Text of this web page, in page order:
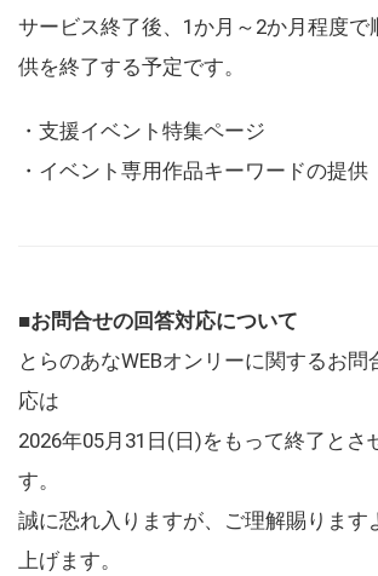
サービス終了後、1か月～2か月程度で
供を終了する予定です。
・支援イベント特集ページ
・イベント専用作品キーワードの提供
■お問合せの回答対応について
とらのあなWEBオンリーに関するお
応は
2026年05月31日(日)をもって終了とさ
す。
誠に恐れ入りますが、ご理解賜ります
上げます。